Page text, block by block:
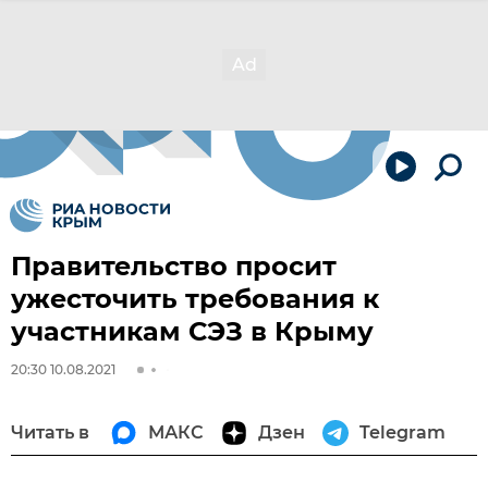
Правительство просит
ужесточить требования к
участникам СЭЗ в Крыму
20:30 10.08.2021
Читать в МАКС Дзен Telegram